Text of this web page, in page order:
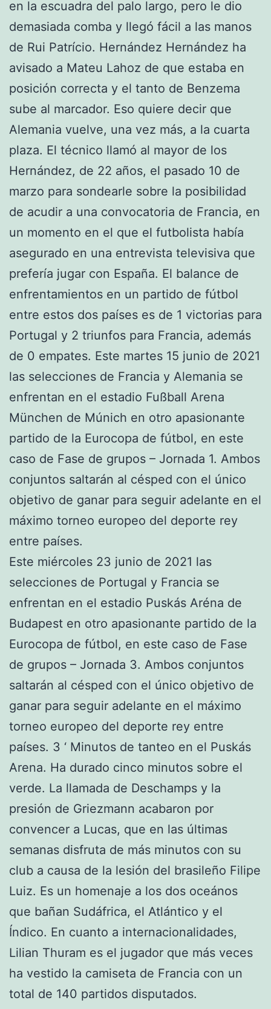
en la escuadra del palo largo, pero le dio
demasiada comba y llegó fácil a las manos
de Rui Patrício. Hernández Hernández ha
avisado a Mateu Lahoz de que estaba en
posición correcta y el tanto de Benzema
sube al marcador. Eso quiere decir que
Alemania vuelve, una vez más, a la cuarta
plaza. El técnico llamó al mayor de los
Hernández, de 22 años, el pasado 10 de
marzo para sondearle sobre la posibilidad
de acudir a una convocatoria de Francia, en
un momento en el que el futbolista había
asegurado en una entrevista televisiva que
prefería jugar con España. El balance de
enfrentamientos en un partido de fútbol
entre estos dos países es de 1 victorias para
Portugal y 2 triunfos para Francia, además
de 0 empates. Este martes 15 junio de 2021
las selecciones de Francia y Alemania se
enfrentan en el estadio Fußball Arena
München de Múnich en otro apasionante
partido de la Eurocopa de fútbol, en este
caso de Fase de grupos – Jornada 1. Ambos
conjuntos saltarán al césped con el único
objetivo de ganar para seguir adelante en el
máximo torneo europeo del deporte rey
entre países.
Este miércoles 23 junio de 2021 las
selecciones de Portugal y Francia se
enfrentan en el estadio Puskás Aréna de
Budapest en otro apasionante partido de la
Eurocopa de fútbol, en este caso de Fase
de grupos – Jornada 3. Ambos conjuntos
saltarán al césped con el único objetivo de
ganar para seguir adelante en el máximo
torneo europeo del deporte rey entre
países. 3 ‘ Minutos de tanteo en el Puskás
Arena. Ha durado cinco minutos sobre el
verde. La llamada de Deschamps y la
presión de Griezmann acabaron por
convencer a Lucas, que en las últimas
semanas disfruta de más minutos con su
club a causa de la lesión del brasileño Filipe
Luiz. Es un homenaje a los dos oceános
que bañan Sudáfrica, el Atlántico y el
Índico. En cuanto a internacionalidades,
Lilian Thuram es el jugador que más veces
ha vestido la camiseta de Francia con un
total de 140 partidos disputados.